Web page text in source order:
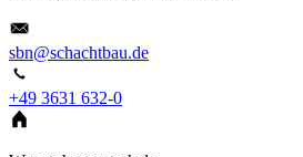
sbn@schachtbau.de
+49 3631 632-0